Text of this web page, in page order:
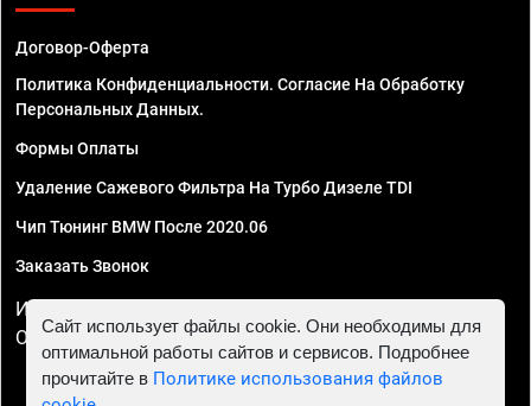
Договор-Оферта
Политика Конфиденциальности. Согласие На Обработку
Персональных Данных.
Формы Оплаты
Удаление Сажевого Фильтра На Турбо Дизеле TDI
Чип Тюнинг BMW После 2020.06
Заказать Звонок
ИП Смирнов Георгий Павлович. ИНН 781302555843,
ОГРНИП 324470400032610
Сайт использует файлы cookie. Они необходимы для
оптимальной работы сайтов и сервисов. Подробнее
прочитайте в Политике использования файлов